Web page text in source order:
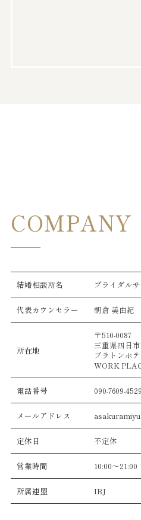
COMPANY
結婚相談所名 ブライダル
代表カウンセラー 朝倉 美由紀
所在地
〒510-0087
三重県四日
プラトンホ
WORK
電話番号 090-7609-4529
メールアドレス
定休日 不定休
営業時間 10:00〜21:00
所属連盟 IBJ